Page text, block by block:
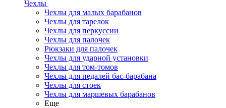
Чехлы
Чехлы для малых барабанов
Чехлы для тарелок
Чехлы для перкуссии
Чехлы для палочек
Рюкзаки для палочек
Чехлы для ударной установки
Чехлы для том-томов
Чехлы для педалей бас-барабана
Чехлы для стоек
Чехлы для маршевых барабанов
Еще